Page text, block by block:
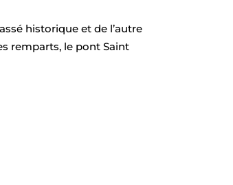
historique et de l’autre
remparts, le pont Saint